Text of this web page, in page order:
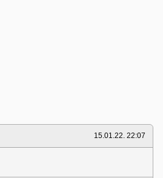
15.01.22. 22:07